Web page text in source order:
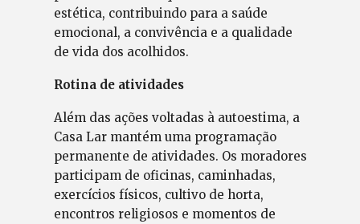
estética, contribuindo para a saúde
emocional, a convivência e a qualidade
de vida dos acolhidos.
Rotina de atividades
Além das ações voltadas à autoestima, a
Casa Lar mantém uma programação
permanente de atividades. Os moradores
participam de oficinas, caminhadas,
exercícios físicos, cultivo de horta,
encontros religiosos e momentos de